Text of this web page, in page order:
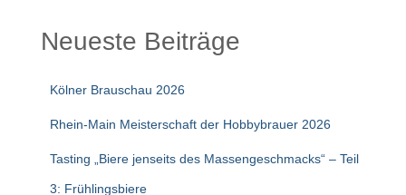
Neueste Beiträge
Kölner Brauschau 2026
Rhein-Main Meisterschaft der Hobbybrauer 2026
Tasting „Biere jenseits des Massengeschmacks“ – Teil
3: Frühlingsbiere